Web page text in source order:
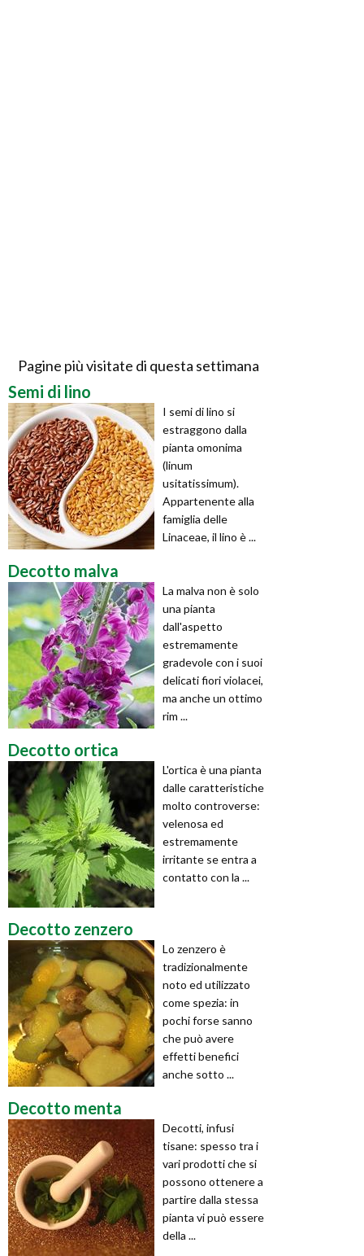
Pagine più visitate di questa settimana
Semi di lino
I semi di lino si
estraggono dalla
pianta omonima
(linum
usitatissimum).
Appartenente alla
famiglia delle
Linaceae, il lino è ...
Decotto malva
La malva non è solo
una pianta
dall'aspetto
estremamente
gradevole con i suoi
delicati fiori violacei,
ma anche un ottimo
rim ...
Decotto ortica
L'ortica è una pianta
dalle caratteristiche
molto controverse:
velenosa ed
estremamente
irritante se entra a
contatto con la ...
Decotto zenzero
Lo zenzero è
tradizionalmente
noto ed utilizzato
come spezia: in
pochi forse sanno
che può avere
effetti benefici
anche sotto ...
Decotto menta
Decotti, infusi
tisane: spesso tra i
vari prodotti che si
possono ottenere a
partire dalla stessa
pianta vi può essere
della ...